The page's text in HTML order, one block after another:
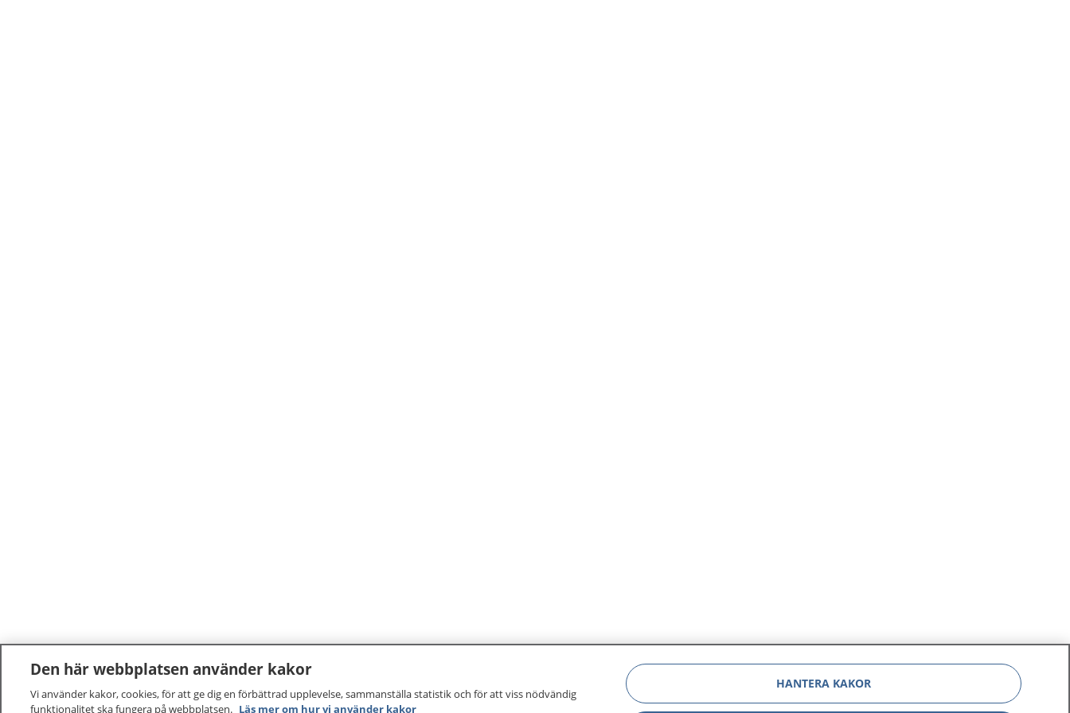
Den här webbplatsen använder kakor
Vi använder kakor, cookies, för att ge dig en förbättrad upplevelse, sammanställa statistik och för att viss nödvändig
funktionalitet ska fungera på webbplatsen. Läs mer om hur vi använder kakor
HANTERA KAKOR